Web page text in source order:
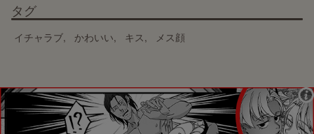
タグ
イチャラブ かわいい キス メス顔